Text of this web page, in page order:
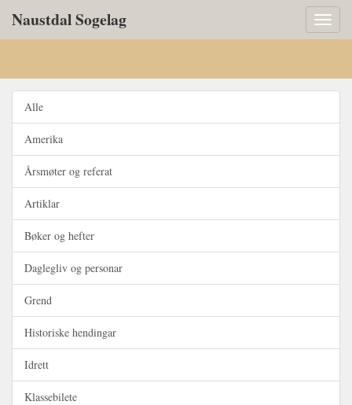
Toggle
Naustdal Sogelag
Alle
Amerika
Årsmøter og referat
Artiklar
Bøker og hefter
Daglegliv og personar
Grend
Historiske hendingar
Idrett
Klassebilete